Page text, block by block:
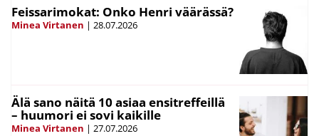
Feissarimokat: Onko Henri väärässä?
Minea Virtanen | 28.07.2026
Älä sano näitä 10 asiaa ensitreffeillä
– huumori ei sovi kaikille
Minea Virtanen | 27.07.2026